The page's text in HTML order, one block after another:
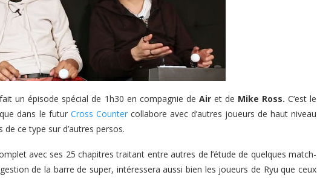
un épisode spécial de 1h30 en compagnie de Air et de Mike Ross. C’est le
dans le futur Cross Countercollabore avec d’autres joueurs de haut niveau
ce type sur d’autres persos.
avec ses 25 chapitres traitant entre autres de l’étude de quelques match-
de la barre de super, intéressera aussi bien les joueurs de Ryu que ceux